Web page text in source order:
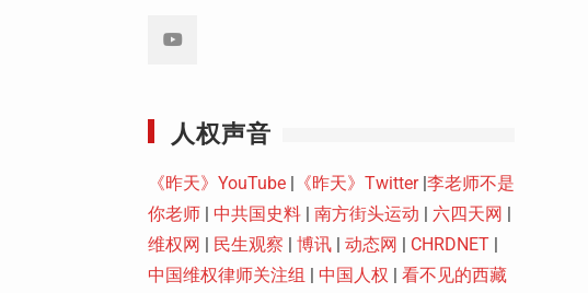
人权声音
《昨天》YouTube | 《昨天》Twitter|李老师不是
你老师 | 中共国史料 | 南方街头运动 | 六四天网 |
维权网 | 民生观察 | 博讯 | 动态网 | CHRDNET |
中国维权律师关注组 | 中国人权 | 看不见的西藏